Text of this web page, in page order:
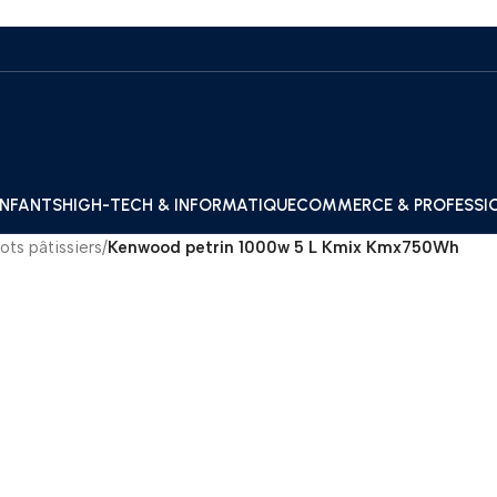
HIGH-TECH & INFORMATIQUECOMMERCE &
pâtissiers/Kenwood petrin 1000w 5 L Kmix Kmx750Wh